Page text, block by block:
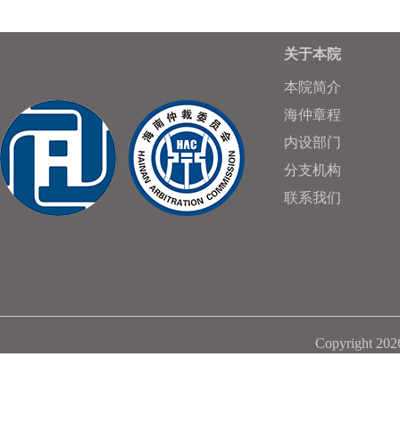
关于本院
本院简介
海仲章程
内设部门
分支机构
联系我们
Copyright